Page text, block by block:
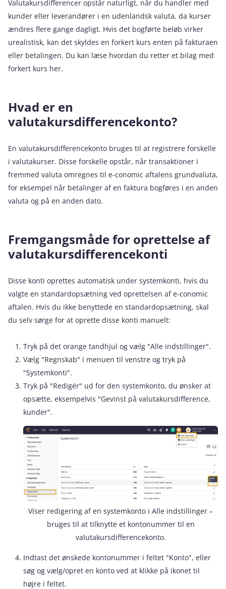
Valutakursdifferencer opstår naturligt, når du handler med
kunder eller leverandører i en udenlandsk valuta, da kurser
ændres flere gange dagligt. Hvis det bogførte beløb virker
urealistisk, kan det skyldes en forkert kurs enten på fakturaen
eller betalingen. Du kan læse hvordan du retter et bilag med
forkert kurs her.
Hvad er en
valutakursdifferencekonto?
En valutakursdifferencekonto bruges til at registrere forskelle
i valutakurser. Disse forskelle opstår, når transaktioner i
fremmed valuta omregnes til e‑conomic aftalens grundvaluta,
for eksempel når betalinger af en faktura bogføres i en anden
valuta og på en anden dato.
Fremgangsmåde for oprettelse af
valutakursdifferencekonti
Disse konti oprettes automatisk under systemkonti, hvis du
valgte en standardopsætning ved oprettelsen af e‑conomic
aftalen. Hvis du ikke benyttede en standardopsætning, skal
du selv sørge for at oprette disse konti manuelt:
Tryk på det orange tandhjul og vælg "Alle indstillinger".
Vælg "Regnskab" i menuen til venstre og tryk på
"Systemkonti".
Tryk på "Redigér" ud for den systemkonto, du ønsker at
opsætte, eksempelvis "Gevinst på valutakursdifference,
kunder".
Viser redigering af en systemkonto i Alle indstillinger –
bruges til at tilknytte et kontonummer til en
valutakursdifferencekonto.
Indtast det ønskede kontonummer i feltet "Konto", eller
søg og vælg/opret en konto ved at klikke på ikonet til
højre i feltet.